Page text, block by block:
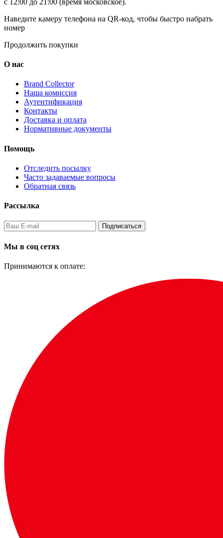
Наведите камеру телефона на QR-код, чтобы быстро набрать
номер
Продолжить покупки
О нас
Brand Collector
Наша комиссия
Аутентификация
Контакты
Доставка и оплата
Нормативные документы
Помощь
Отследить посылку
Часто задаваемые вопросы
Обратная связь
Рассылка
Подписаться
Мы в соц сетях
Принимаются к оплате: